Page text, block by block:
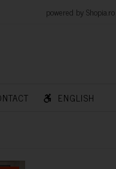
by Shopia.ro
ENGLISH